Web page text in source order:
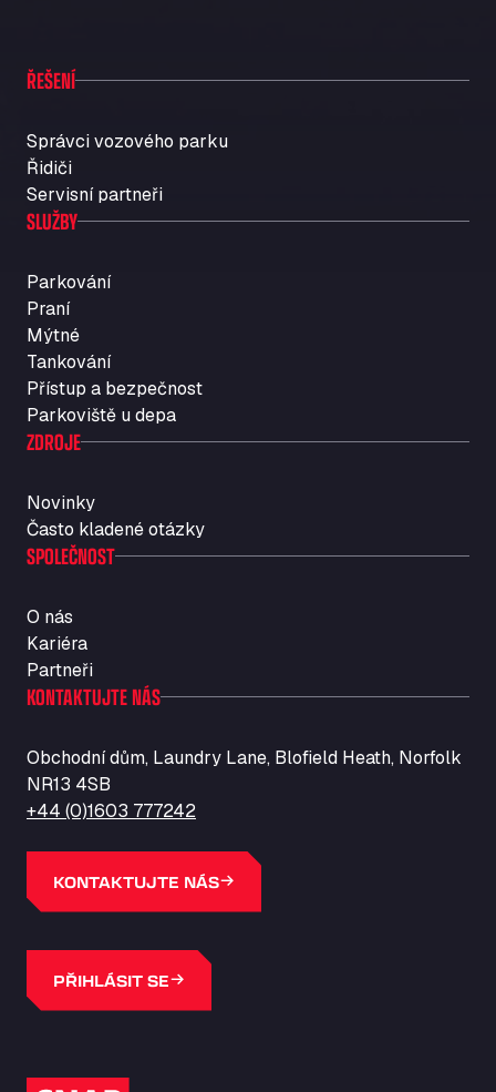
ŘEŠENÍ
Správci vozového parku
Řidiči
Servisní partneři
SLUŽBY
Parkování
Praní
Mýtné
Tankování
Přístup a bezpečnost
Parkoviště u depa
ZDROJE
Novinky
Často kladené otázky
SPOLEČNOST
O nás
Kariéra
Partneři
KONTAKTUJTE NÁS
Obchodní dům, Laundry Lane, Blofield Heath, Norfolk
NR13 4SB
+44 (0)1603 777242
KONTAKTUJTE NÁS
PŘIHLÁSIT SE